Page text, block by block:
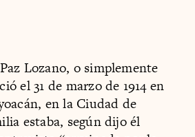
Lozano, o simplemente
el 31 de marzo de 1914 en
en la Ciudad de
estaba, según dijo él